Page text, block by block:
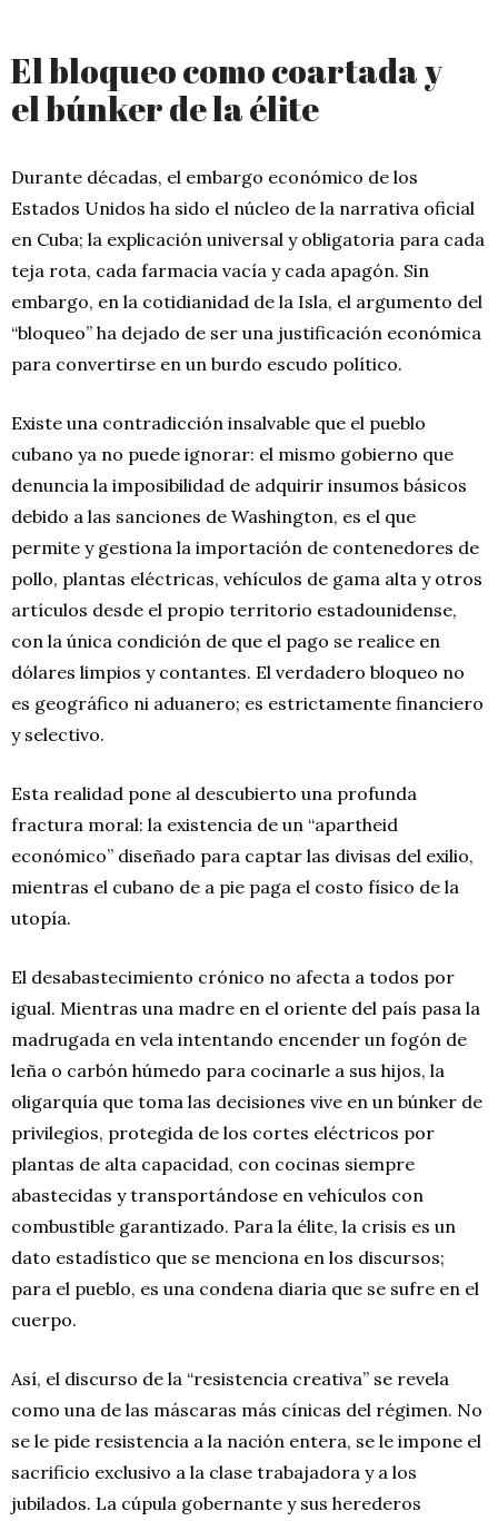
El bloqueo como coartada y
el búnker de la élite
Durante décadas, el embargo económico de los
Estados Unidos ha sido el núcleo de la narrativa oficial
en Cuba; la explicación universal y obligatoria para cada
teja rota, cada farmacia vacía y cada apagón. Sin
embargo, en la cotidianidad de la Isla, el argumento del
“bloqueo” ha dejado de ser una justificación económica
para convertirse en un burdo escudo político.
Existe una contradicción insalvable que el pueblo
cubano ya no puede ignorar: el mismo gobierno que
denuncia la imposibilidad de adquirir insumos básicos
debido a las sanciones de Washington, es el que
permite y gestiona la importación de contenedores de
pollo, plantas eléctricas, vehículos de gama alta y otros
artículos desde el propio territorio estadounidense,
con la única condición de que el pago se realice en
dólares limpios y contantes. El verdadero bloqueo no
es geográfico ni aduanero; es estrictamente financiero
y selectivo.
Esta realidad pone al descubierto una profunda
fractura moral: la existencia de un “apartheid
económico” diseñado para captar las divisas del exilio,
mientras el cubano de a pie paga el costo físico de la
utopía.
El desabastecimiento crónico no afecta a todos por
igual. Mientras una madre en el oriente del país pasa la
madrugada en vela intentando encender un fogón de
leña o carbón húmedo para cocinarle a sus hijos, la
oligarquía que toma las decisiones vive en un búnker de
privilegios, protegida de los cortes eléctricos por
plantas de alta capacidad, con cocinas siempre
abastecidas y transportándose en vehículos con
combustible garantizado. Para la élite, la crisis es un
dato estadístico que se menciona en los discursos;
para el pueblo, es una condena diaria que se sufre en el
cuerpo.
Así, el discurso de la “resistencia creativa” se revela
como una de las máscaras más cínicas del régimen. No
se le pide resistencia a la nación entera, se le impone el
sacrificio exclusivo a la clase trabajadora y a los
jubilados. La cúpula gobernante y sus herederos